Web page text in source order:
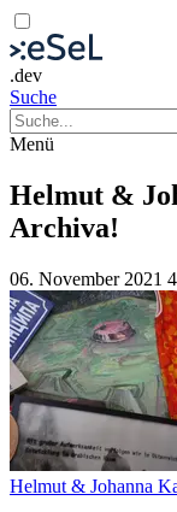
.dev
Suche
Menü
Helmut &
Archiva!
06. November 2021
Helmut & Johanna